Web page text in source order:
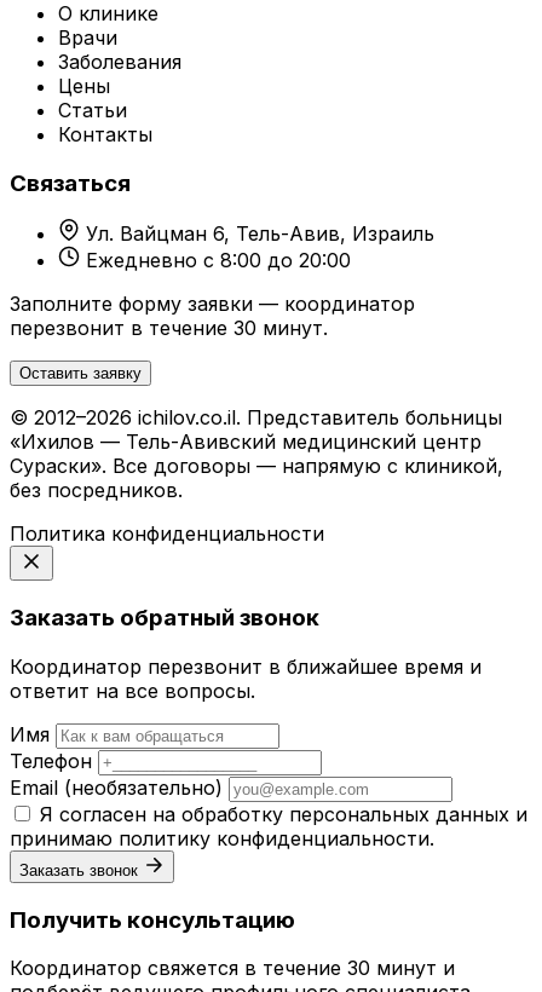
О клинике
Врачи
Заболевания
Цены
Статьи
Контакты
Связаться
Ул. Вайцман 6, Тель-Авив, Израиль
Ежедневно с 8:00 до 20:00
Заполните форму заявки — координатор
перезвонит в течение 30 минут.
Оставить заявку
© 2012–2026 ichilov.co.il. Представитель больницы
«Ихилов — Тель-Авивский медицинский центр
Сураски». Все договоры — напрямую с клиникой,
без посредников.
Политика конфиденциальности
Заказать обратный звонок
Координатор перезвонит в ближайшее время и
ответит на все вопросы.
Имя
Телефон
Email (необязательно)
Я согласен на обработку персональных данных и
принимаю политику конфиденциальности.
Заказать звонок
Получить консультацию
Координатор свяжется в течение 30 минут и